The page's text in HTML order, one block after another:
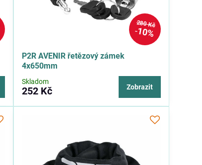
280 Kč
10%
P2R AVENIR řetězový zámek
4x650mm
Skladom
252 Kč Zobrazit